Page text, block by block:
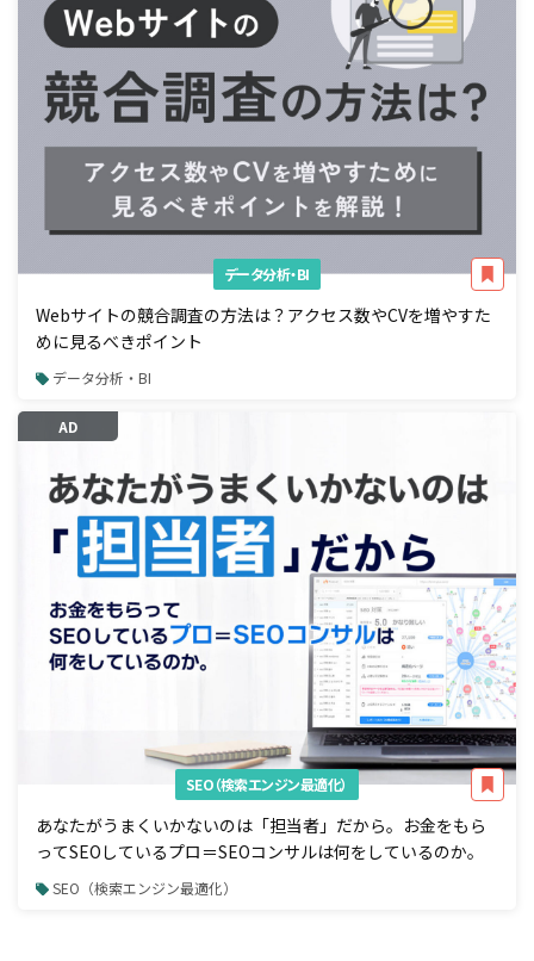
データ分析・BI
Webサイトの競合調査の方法は？アクセス数やCVを増やすた
めに見るべきポイント
データ分析・BI
AD
SEO（検索エンジン最適化）
あなたがうまくいかないのは「担当者」だから。お金をもら
ってSEOしているプロ＝SEOコンサルは何をしているのか。
SEO（検索エンジン最適化）